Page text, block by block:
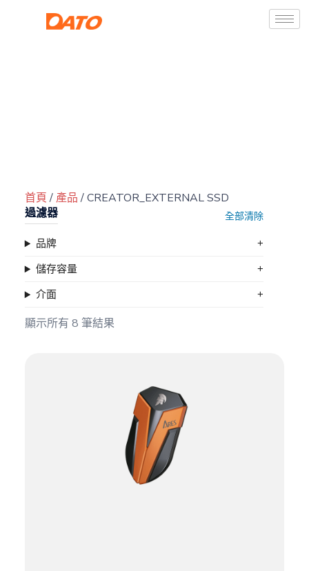
首頁/產品/ CREATOR_EXTERNAL SSD
過濾器
全部清除
品牌
儲存容量
介面
顯示所有 8 筆結果